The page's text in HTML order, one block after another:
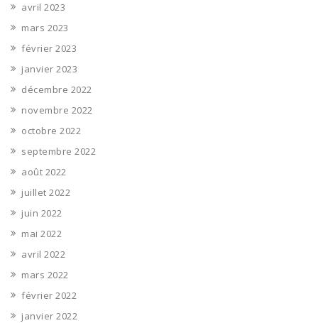
avril 2023
mars 2023
février 2023
janvier 2023
décembre 2022
novembre 2022
octobre 2022
septembre 2022
août 2022
juillet 2022
juin 2022
mai 2022
avril 2022
mars 2022
février 2022
janvier 2022